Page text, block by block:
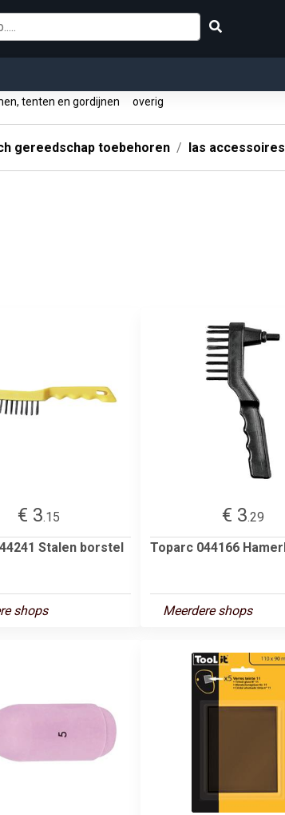
tenten en gordijnen overig
gereedschap toebehoren las accessoires
€ 3.15
Stalen borstel
shops
€ 3.29
Toparc 044166
Meerdere shops